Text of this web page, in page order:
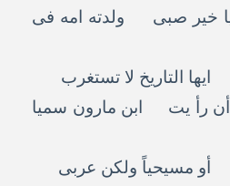
خير صبى ولدته امه فى
التاريخ لا تستغرب
رأ يت ابن مارون سميا
أو مسيحياً ولكن عربى